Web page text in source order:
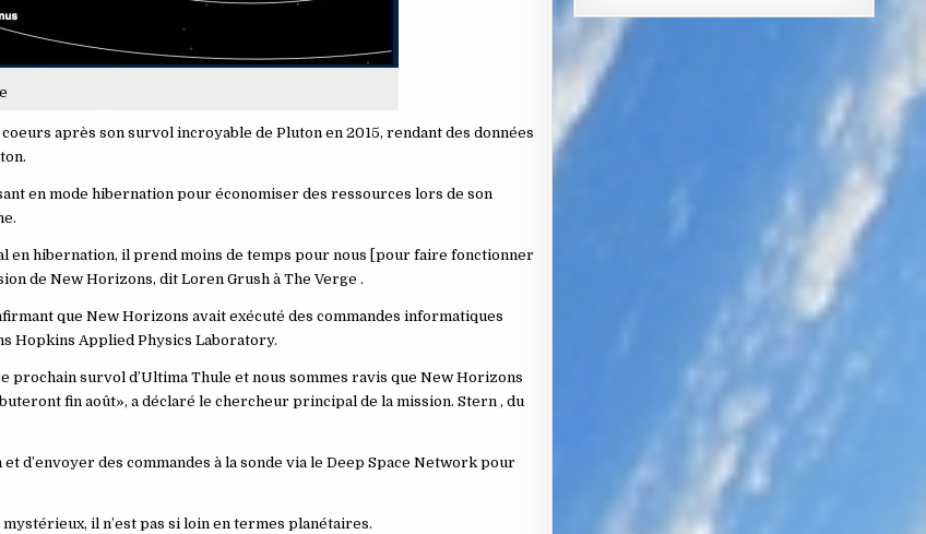
après son survol incroyable de Pluton en 2015, rendant des données
en mode hibernation pour économiser des ressources lors de son
en hibernation, il prend moins de temps pour nous [pour faire fonctionner
de New Horizons, dit Loren Grush à The Verge .
que New Horizons avait exécuté des commandes informatiques
Hopkins Applied Physics Laboratory.
survol d’Ultima Thule et nous sommes ravis que New Horizons
fin août», a déclaré le chercheur principal de la mission. Stern , du
d’envoyer des commandes à la sonde via le Deep Space Network pour
il n’est pas si loin en termes planétaires.